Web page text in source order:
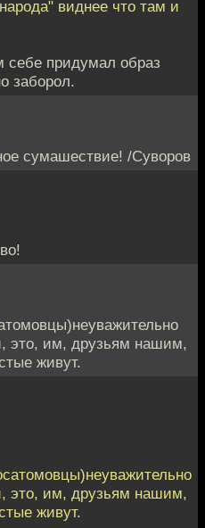
виднее что там и
себе придумал образ
заборол.
сумашествие! /Суворов
это, им, друзьям нашим,
живут.
это, им, друзьям нашим,
живут.